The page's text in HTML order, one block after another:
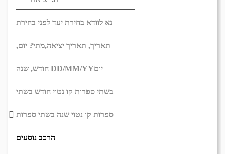
נא לוודא בחירת יעד לפני בחירת
תאריך, תאריך יציאה,מתי? יום,
DD/MM/YYיום
בשתי ספרות קו נטוי חודש בשתי
ספרות קו נטוי שנה בשתי ספרות
הרכב נוסעים